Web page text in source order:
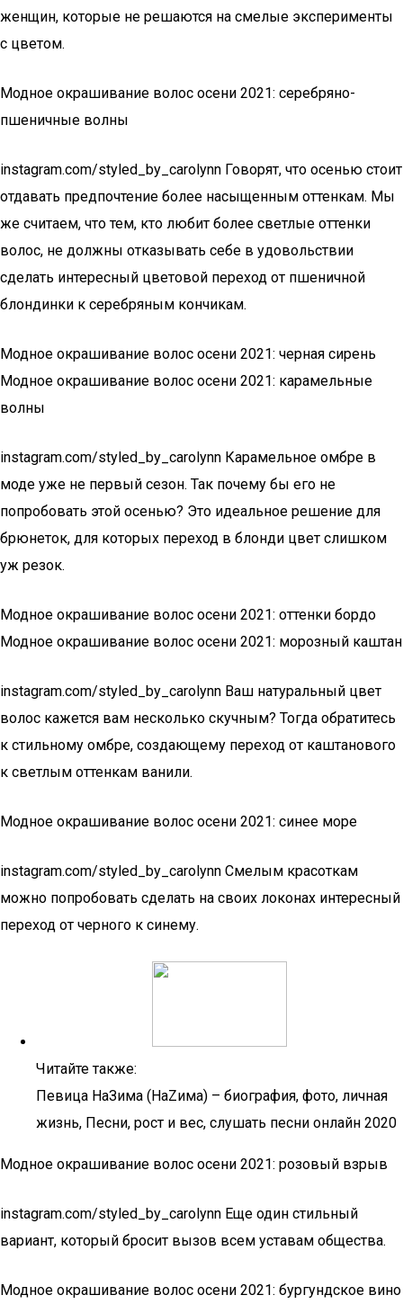
женщин, которые не решаются на смелые эксперименты
с цветом.
Модное окрашивание волос осени 2021: серебряно-
пшеничные волны
instagram.com/styled_by_carolynn Говорят, что осенью стоит
отдавать предпочтение более насыщенным оттенкам. Мы
же считаем, что тем, кто любит более светлые оттенки
волос, не должны отказывать себе в удовольствии
сделать интересный цветовой переход от пшеничной
блондинки к серебряным кончикам.
Модное окрашивание волос осени 2021: черная сирень
Модное окрашивание волос осени 2021: карамельные
волны
instagram.com/styled_by_carolynn Карамельное омбре в
моде уже не первый сезон. Так почему бы его не
попробовать этой осенью? Это идеальное решение для
брюнеток, для которых переход в блонди цвет слишком
уж резок.
Модное окрашивание волос осени 2021: оттенки бордо
Модное окрашивание волос осени 2021: морозный каштан
instagram.com/styled_by_carolynn Ваш натуральный цвет
волос кажется вам несколько скучным? Тогда обратитесь
к стильному омбре, создающему переход от каштанового
к светлым оттенкам ванили.
Модное окрашивание волос осени 2021: синее море
instagram.com/styled_by_carolynn Смелым красоткам
можно попробовать сделать на своих локонах интересный
переход от черного к синему.
Читайте также:
Певица НаЗима (НаZима) – биография, фото, личная
жизнь, Песни, рост и вес, слушать песни онлайн 2020
Модное окрашивание волос осени 2021: розовый взрыв
instagram.com/styled_by_carolynn Еще один стильный
вариант, который бросит вызов всем уставам общества.
Модное окрашивание волос осени 2021: бургундское вино